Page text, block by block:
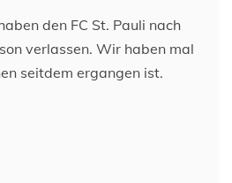
den FC St. Pauli nach
verlassen. Wir haben mal
seitdem ergangen ist.